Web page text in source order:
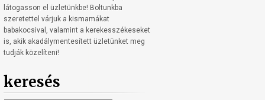
látogasson el üzletünkbe! Boltunkba
szeretettel várjuk a kismamákat
babakocsival, valamint a kerekesszékeseket
is, akik akadálymentesített üzletünket meg
tudják közelíteni!
keresés